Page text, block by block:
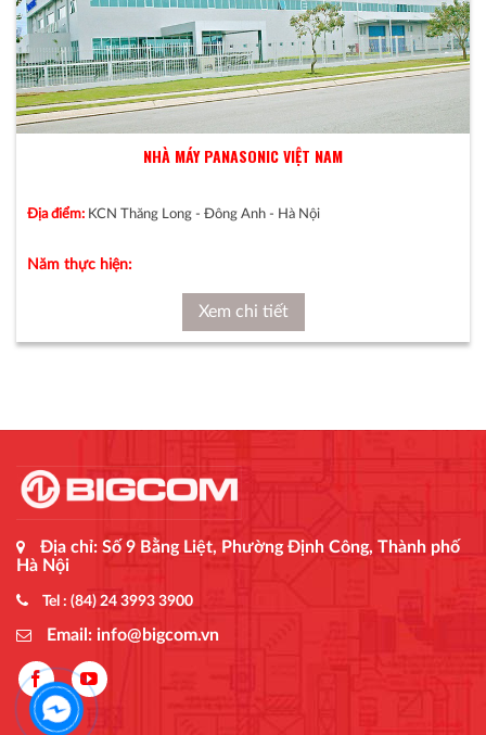
NHÀ MÁY PANASONIC VIỆT NAM
Địa điểm: KCN Thăng Long - Đông Anh - Hà Nội
Năm thực hiện:
Xem chi tiết
Địa chỉ: Số 9 Bằng Liệt, Phường Định Công, Thành phố
Hà Nội
Tel : (84) 24 3993 3900
Email: info@bigcom.vn